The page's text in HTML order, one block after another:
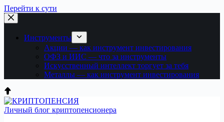
Перейти к сути
Инструменты
Акции — как инструмент инвестирования
ОФЗ и ИИС — что за инструменты
Искусственный интеллект торгует за тебя
Металлы — как инструмент инвестирования
Личный блог криптопенсионера